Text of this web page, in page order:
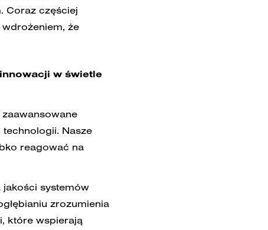
Coraz częściej
że
w świetle
Nasze
reagować na
systemów
zrozumienia
które wspierają